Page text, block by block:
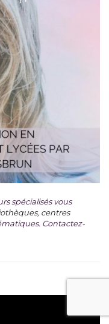
spécialisés vous
centres
Contactez-